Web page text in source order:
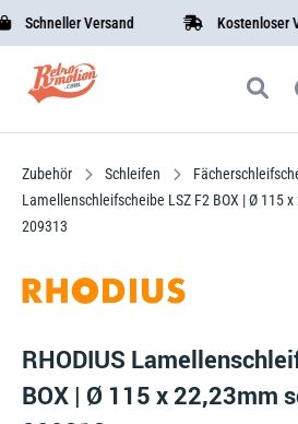
Schneller Versand Kostenloser
Zubehör Schleifen
Lamellenschleifscheibe LSZ F2 BOX | Ø 115
209313
RHODIUS
BOX | Ø 115 x 22,23mm